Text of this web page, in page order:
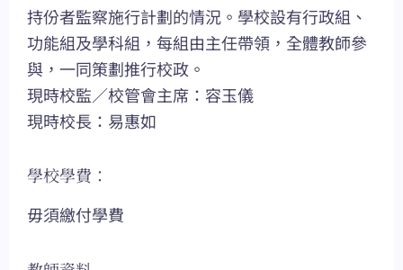
持份者監察施行計劃的情況。學校設有行政組、
功能組及學科組，每組由主任帶領，全體教師參
與，一同策劃推行校政。
現時校監／校管會主席：容玉儀
現時校長：易惠如
學校學費：
毋須繳付學費